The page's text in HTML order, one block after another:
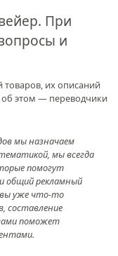
При
и
товаров, их описаний
об этом — переводчики
мы назначаем
мы всегда
помогут
общий рекламный
вы уже что-то
составление
вами поможет